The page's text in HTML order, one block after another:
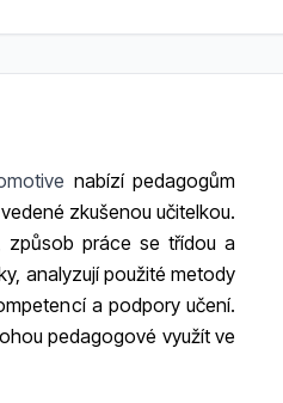
nabízí pedagogům
zkušenou učitelkou.
způsob práce se třídou a
analyzují použité metody
a podpory učení.
pedagogové využít ve